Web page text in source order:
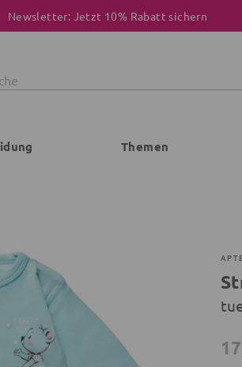
Newsletter: Jetzt 10% Rabatt sichern
Themen